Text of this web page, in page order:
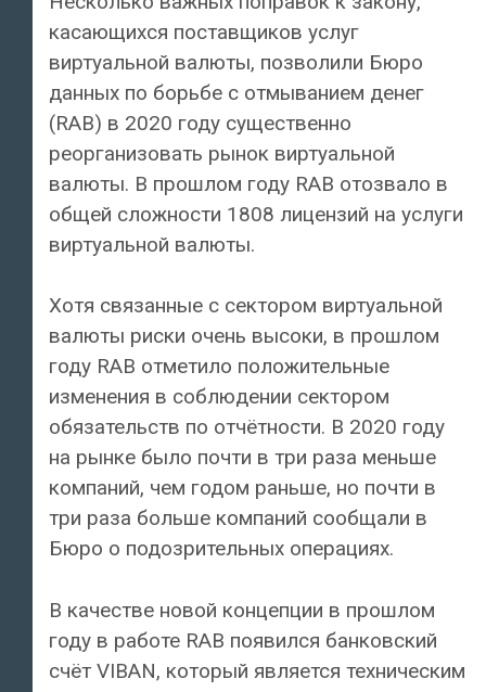
касающихся поставщиков услуг
виртуальной валюты, позволили Бюро
данных по борьбе с отмыванием денег
(RAB) в 2020 году существенно
реорганизовать рынок виртуальной
валюты. В прошлом году RAB отозвало в
общей сложности 1808 лицензий на услуги
виртуальной валюты.
Хотя связанные с сектором виртуальной
валюты риски очень высоки, в прошлом
году RAB отметило положительные
изменения в соблюдении сектором
обязательств по отчётности. В 2020 году
на рынке было почти в три раза меньше
компаний, чем годом раньше, но почти в
три раза больше компаний сообщали в
Бюро о подозрительных операциях.
В качестве новой концепции в прошлом
году в работе RAB появился банковский
счёт VIBAN, который является техническим